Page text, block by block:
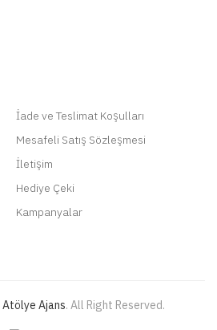
İade ve Teslimat Koşulları
Mesafeli Satış Sözleşmesi
İletişim
Hediye Çeki
Kampanyalar
Atölye Ajans. All Right Reserved.